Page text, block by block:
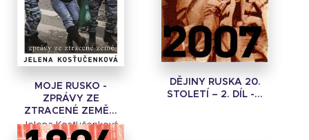
MOJE RUSKO -
ZPRÁVY ZE
ZTRACENÉ ZEMĚ...
Jelena Kosťučenková
DĚJINY RUSKA 20.
STOLETÍ – 2. DÍL -...